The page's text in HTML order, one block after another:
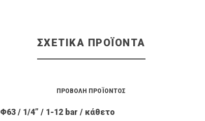
ΣΧΕΤΙΚΆ ΠΡΟΪΌΝΤΑ
Φ63 / 1/4” / 1-12 bar / κάθετο
ΠΡΟΒΟΛΉ ΠΡΟΪΌΝΤΟΣ